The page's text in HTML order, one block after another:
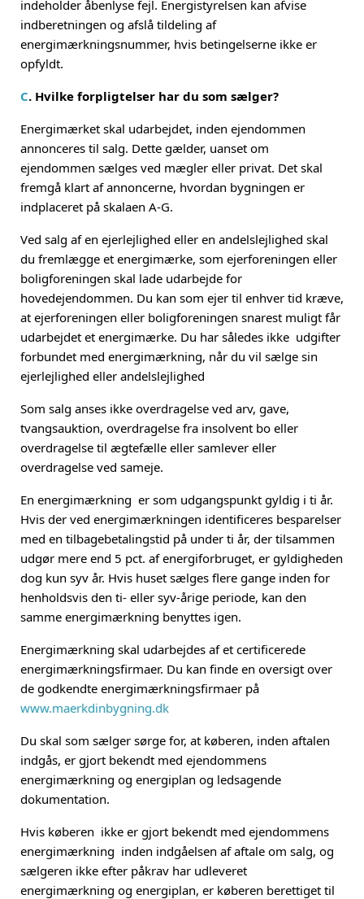
indeholder åbenlyse fejl. Energistyrelsen kan afvise
indberetningen og afslå tildeling af
energimærkningsnummer, hvis betingelserne ikke er
opfyldt.
C. Hvilke forpligtelser har du som sælger?
Energimærket skal udarbejdet, inden ejendommen
annonceres til salg. Dette gælder, uanset om
ejendommen sælges ved mægler eller privat. Det skal
fremgå klart af annoncerne, hvordan bygningen er
indplaceret på skalaen A-G.
Ved salg af en ejerlejlighed eller en andelslejlighed skal
du fremlægge et energimærke, som ejerforeningen eller
boligforeningen skal lade udarbejde for
hovedejendommen. Du kan som ejer til enhver tid kræve,
at ejerforeningen eller boligforeningen snarest muligt får
udarbejdet et energimærke. Du har således ikke udgifter
forbundet med energimærkning, når du vil sælge sin
ejerlejlighed eller andelslejlighed
Som salg anses ikke overdragelse ved arv, gave,
tvangsauktion, overdragelse fra insolvent bo eller
overdragelse til ægtefælle eller samlever eller
overdragelse ved sameje.
En energimærkning er som udgangspunkt gyldig i ti år.
Hvis der ved energimærkningen identificeres besparelser
med en tilbagebetalingstid på under ti år, der tilsammen
udgør mere end 5 pct. af energiforbruget, er gyldigheden
dog kun syv år. Hvis huset sælges flere gange inden for
henholdsvis den ti- eller syv-årige periode, kan den
samme energimærkning benyttes igen.
Energimærkning skal udarbejdes af et certificerede
energimærkningsfirmaer. Du kan finde en oversigt over
de godkendte energimærkningsfirmaer på
www.maerkdinbygning.dk
Du skal som sælger sørge for, at køberen, inden aftalen
indgås, er gjort bekendt med ejendommens
energimærkning og energiplan og ledsagende
dokumentation.
Hvis køberen ikke er gjort bekendt med ejendommens
energimærkning inden indgåelsen af aftale om salg, og
sælgeren ikke efter påkrav har udleveret
energimærkning og energiplan, er køberen berettiget til